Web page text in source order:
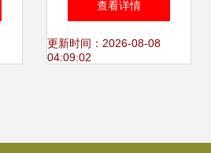
格、厂家与图片全
查看详情
更新时间：2026-08-08
04:09:02